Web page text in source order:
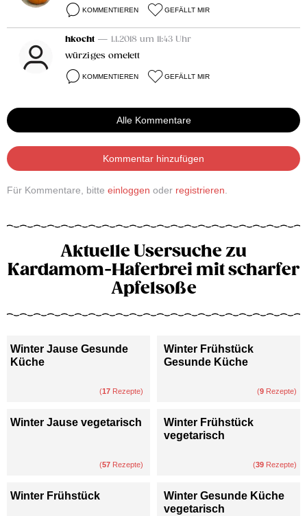
KOMMENTIEREN GEFÄLLT MIR
hkocht — 1.1.2018 um 11:43 Uhr
würziges omelett
KOMMENTIEREN GEFÄLLT MIR
Alle Kommentare
Kommentar hinzufügen
Für Kommentare, bitte einloggen oder registrieren
Aktuelle Usersuche zu
Kardamom-Haferbrei mit scharfer
Apfelsoße
Winter Jause Gesunde
Küche
(17 Rezepte)
Winter Frühstück
Gesunde Küche
(9 Rezepte)
Winter Jause vegetarisch
(57 Rezepte)
Winter Frühstück
vegetarisch
(39 Rezepte)
Winter Frühstück
Winter Gesunde Küche
vegetarisch